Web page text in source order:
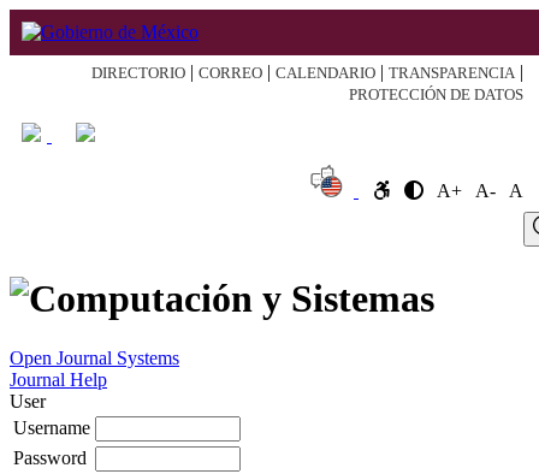
DIRECTORIO | CORREO | CALENDARIO | TRANSPARENCIA |
PROTECCIÓN DE DATOS
A+ A-
A
Open Journal Systems
Journal Help
User
Username
Password